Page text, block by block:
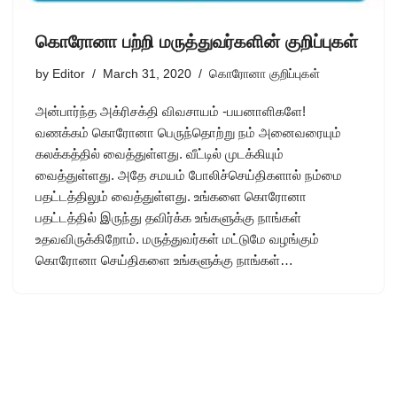
கொரோனா பற்றி மருத்துவர்களின் குறிப்புகள்
by Editor March 31, 2020 கொரோனா குறிப்புகள்
அன்பார்ந்த அக்ரிசக்தி விவசாயம் -பயனாளிகளே!
வணக்கம் கொரோனா பெருந்தொற்று நம் அனைவரையும்
கலக்கத்தில் வைத்துள்ளது. வீட்டில் முடக்கியும்
வைத்துள்ளது. அதே சமயம் போலிச்செய்திகளால் நம்மை
பதட்டத்திலும் வைத்துள்ளது. உங்களை கொரோனா
பதட்டத்தில் இருந்து தவிர்க்க உங்களுக்கு நாங்கள்
உதவவிருக்கிறோம். மருத்துவர்கள் மட்டுமே வழங்கும்
கொரோனா செய்திகளை உங்களுக்கு நாங்கள்…